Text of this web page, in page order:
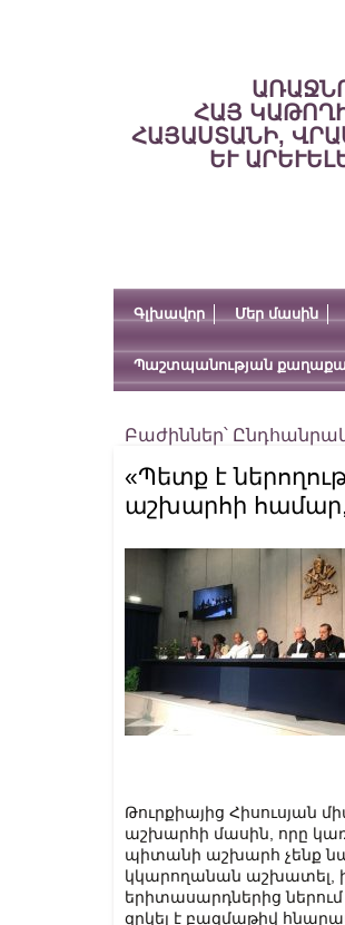
ՀԱՅ
ՀԱՅԱՍՏԱՆԻ,
ԵՒ
Գլխավոր Մեր մասին
Պաշտպանության
Բաժիններ՝
«Պետք է
աշխարհի համար,
Թուրքիայից Հիսուսյան
աշխարհի մասին, որը
պիտանի աշխարհ չենք
կկարողանան աշխատել,
երիտասարդներից
զրկել է բազմաթիվ